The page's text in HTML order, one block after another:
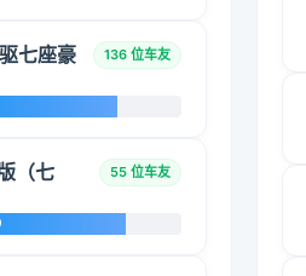
七座豪
136 位车友
（七
55 位车友